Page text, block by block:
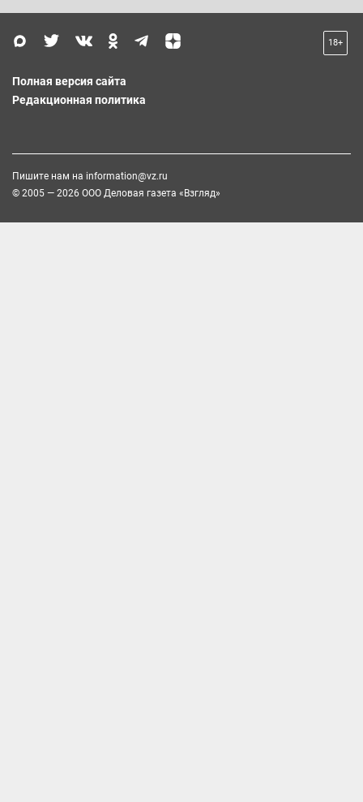
18+
Полная версия сайта
Редакционная политика
Пишите нам на information@vz.ru
© 2005 — 2026 ООО Деловая газета «Взгляд»